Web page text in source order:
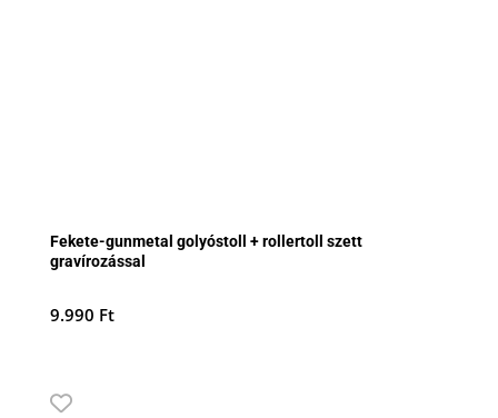
Fekete-gunmetal golyóstoll + rollertoll szett
gravírozással
9.990 Ft